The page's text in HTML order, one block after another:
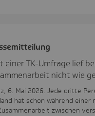
einer TK-Umfrage lief
nicht wie
6. Mai 2026. Jede dritte
hat schon während
zwischen